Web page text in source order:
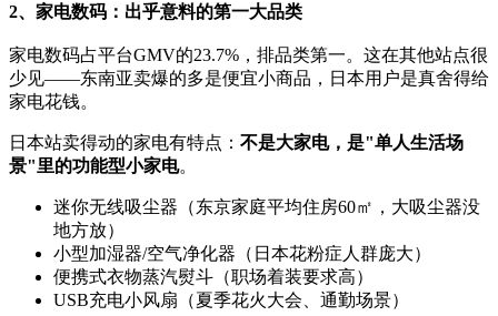
2、家电数码：出乎意料的第一大品类
家电数码占平台GMV的23.7%，排品类第一。这在其他站点很
少见——东南亚卖爆的多是便宜小商品，日本用户是真舍得给
家电花钱。
日本站卖得动的家电有特点： 不是大家电，是"单人生活场
景"里的功能型小家电。
迷你无线吸尘器（东京家庭平均住房60㎡，大吸尘器没
地方放）
小型加湿器/空气净化器（日本花粉症人群庞大）
便携式衣物蒸汽熨斗（职场着装要求高）
USB充电小风扇（夏季花火大会、通勤场景）